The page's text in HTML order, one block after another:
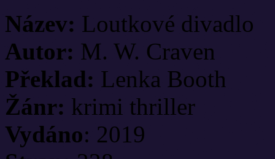
Název: Loutkové divadlo
Autor: M. W. Craven
Překlad: Lenka Booth
Žánr: krimi thriller
Vydáno: 2019